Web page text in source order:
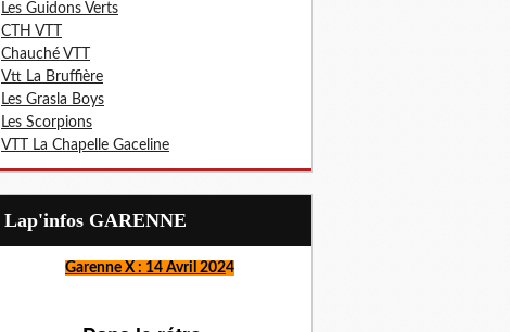
Les Guidons Verts
CTH VTT
Chauché VTT
Vtt La Bruffière
Les Grasla Boys
Les Scorpions
VTT La Chapelle Gaceline
Lap'infos GARENNE
Garenne X : 14 Avril 2024